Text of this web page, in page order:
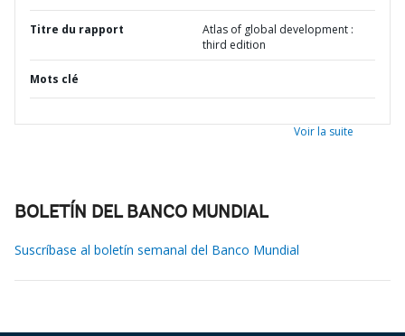
Titre du rapport
Atlas of global development :
third edition
Mots clé
Voir la suite
BOLETÍN DEL BANCO MUNDIAL
Suscríbase al boletín semanal del Banco Mundial